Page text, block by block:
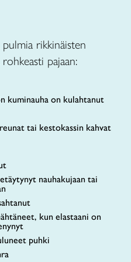
rikkinäisten
pajaan:
kuminauha on kulahtanut
tai kestokassin kahvat
nauhakujaan tai
kun elastaani on
puhki